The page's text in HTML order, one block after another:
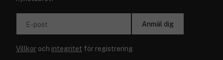
E-post Anmäl dig
Villkor och integritet för registrering